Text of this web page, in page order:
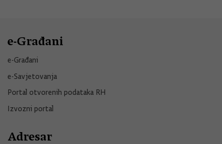
e-Građani
e-Građani
e-Savjetovanja
Portal otvorenih podataka RH
Izvozni portal
Adresar